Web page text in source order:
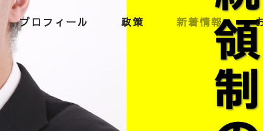
プロフィール 政策 新着情報